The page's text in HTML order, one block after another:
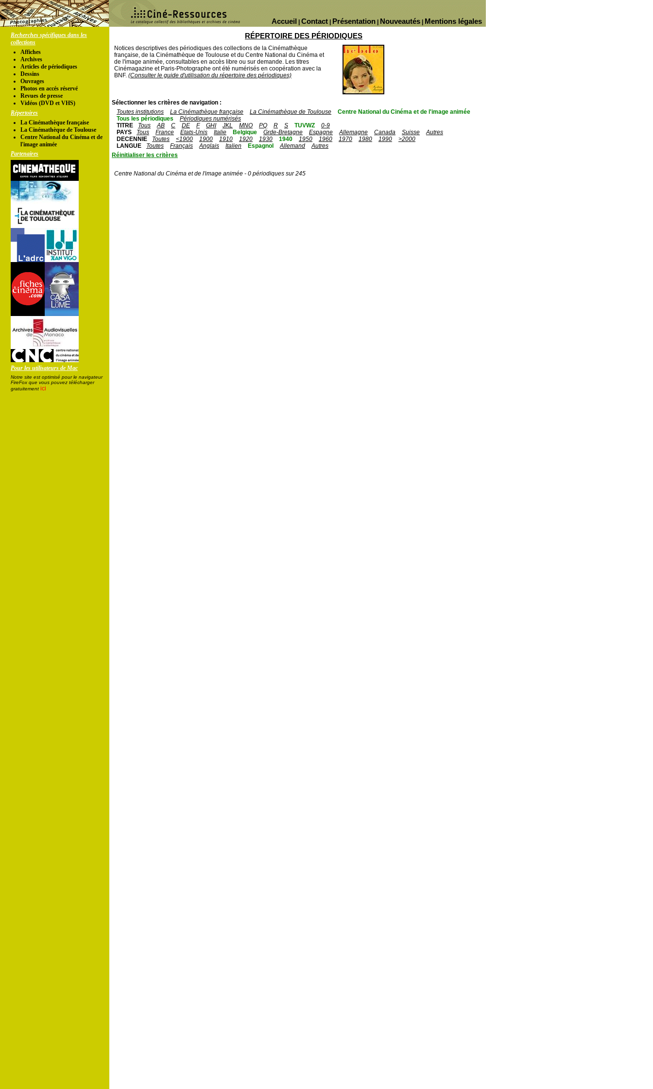
Mentions légales
Nouveautés
Présentation
Contact
Accueil
Recherches spécifiques dans les
collections
Affiches
Archives
Articles de périodiques
Dessins
Ouvrages
Photos en accés réservé
Revues de presse
Vidéos (DVD et VHS)
Répertoires
La Cinémathèque française
La Cinémathèque de Toulouse
Centre National du Cinéma et de
l'image animée
Partenaires
Pour les utilisateurs de Mac
Notre site est optimisé pour le navigateur
FireFox que vous pouvez télécharger
gratuitement ici
RÉPERTOIRE DES PÉRIODIQUES
Notices descriptives des périodiques des collections de la Cinémathèque
française, de la Cinémathèque de Toulouse et du Centre National du Cinéma et
de l'image animée, consultables en accès libre ou sur demande. Les titres
Cinémagazine et Paris-Photographe ont été numérisés en coopération avec la
BNF. (Consulter le guide d'utilisation du répertoire des périodiques)
Sélectionner les critères de navigation :
Toutes institutions
La Cinémathèque française La Cinémathèque de Toulouse
Centre National du Cinéma et de l'image animée
Tous les périodiques
Périodiques numérisés
TITRE
Tous AB C DE F GHI JKL MNO PQ R S TUVWZ
0-9
PAYS
Tous France Etats-Unis Italie Belgique Grde-Bretagne Espagne Allemagne Canada Suisse
Autres
DECENNIE
Toutes <1900 1900 1910 1920 1930 1940 1950 1960 1970 1980 1990
>2000
LANGUE
Toutes Français Anglais Italien Espagnol Allemand
Autres
Réinitialiser les critères
Centre National du Cinéma et de l'image animée - 0 périodiques sur 245